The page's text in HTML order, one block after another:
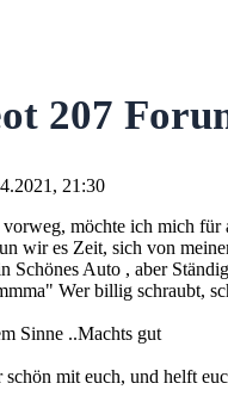
207
21:30
vorweg, möchte ich mich für
wir es Zeit, sich von
Schönes Auto , aber
Wer billig schraubt,
Sinne ..Machts gut
schön mit euch, und helft